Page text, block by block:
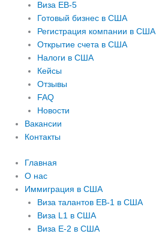
Виза EB-5
Готовый бизнес в США
Регистрация компании в США
Открытие счета в США
Налоги в США
Кейсы
Отзывы
FAQ
Новости
Вакансии
Контакты
Главная
О нас
Иммиграция в США
Виза талантов EB-1 в США
Виза L1 в США
Виза E-2 в США